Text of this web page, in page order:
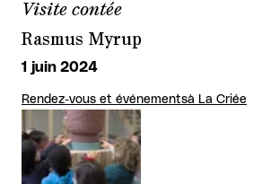
Visite contée
Rasmus Myrup
1 juin 2024
Rendez-vous et événementsà La Criée